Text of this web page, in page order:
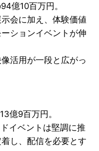
億10百万円。
会に加え、体験価値
ションイベントが伸
活用が一段と広がっ
億9百万円。
イベントは堅調に推
し、配信を必要とす